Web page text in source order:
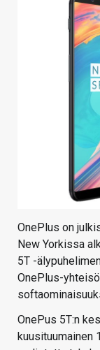
OnePlus on
New Yorkissa
5T -
OnePlus-
OnePus 5T:n
kuusituumainen